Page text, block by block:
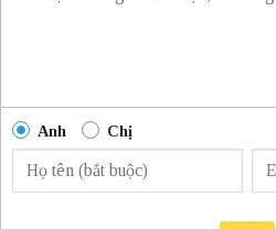
Anh Chị